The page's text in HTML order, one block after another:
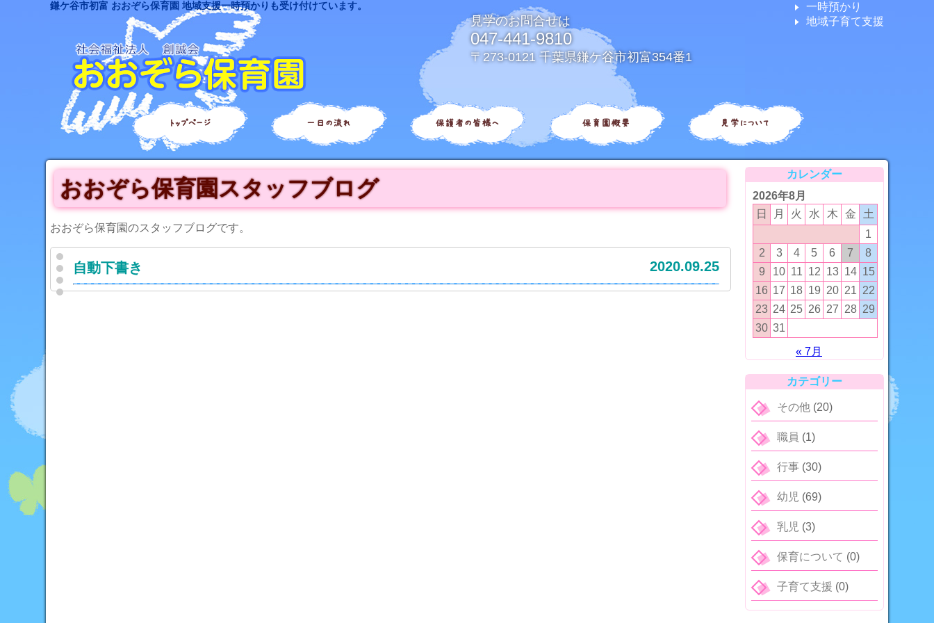
鎌ケ谷市初富 おおぞら保育園 地域支援一時預かりも受け付けています。
見学のお問合せは
047-441-9810
〒273-0121 千葉県鎌ケ谷市初富354番1
一時預かり
地域子育て支援
トップページ 一日の流れ 保護者の皆様へ 保育園概要 見学について
おおぞら保育園スタッフブログ
おおぞら保育園のスタッフブログです。
自動下書き 2020.09.25
カレンダー
2026年8月
日
月 火 水 木 金
土
1
2
3 4 5 6 7
8
9
10 11 12 13 14 15
16 17 18 19 20 21 22
23 24 25 26 27 28 29
30 31
« 7月
カテゴリー
その他(20)
職員 (1)
行事(30)
幼児 (69)
乳児 (3)
保育について (0)
子育て支援 (0)